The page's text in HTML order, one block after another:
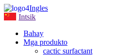
Ingles
Intsik
Bahay
Mga produkto
cactic surfactant